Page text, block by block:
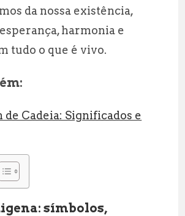
da nossa existência,
harmonia e
tudo o que é vivo.
de Cadeia: Significados e
símbolos,